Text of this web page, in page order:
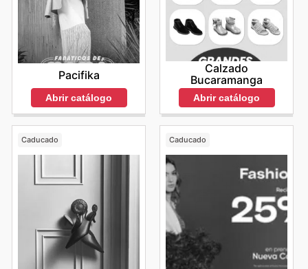
Pacifika
Abrir catálogo
Calzado
Bucaramanga
Abrir catálogo
Caducado Caducado